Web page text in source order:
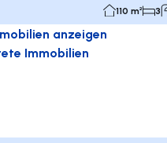
110 m² 3
anzeigen
Immobilien